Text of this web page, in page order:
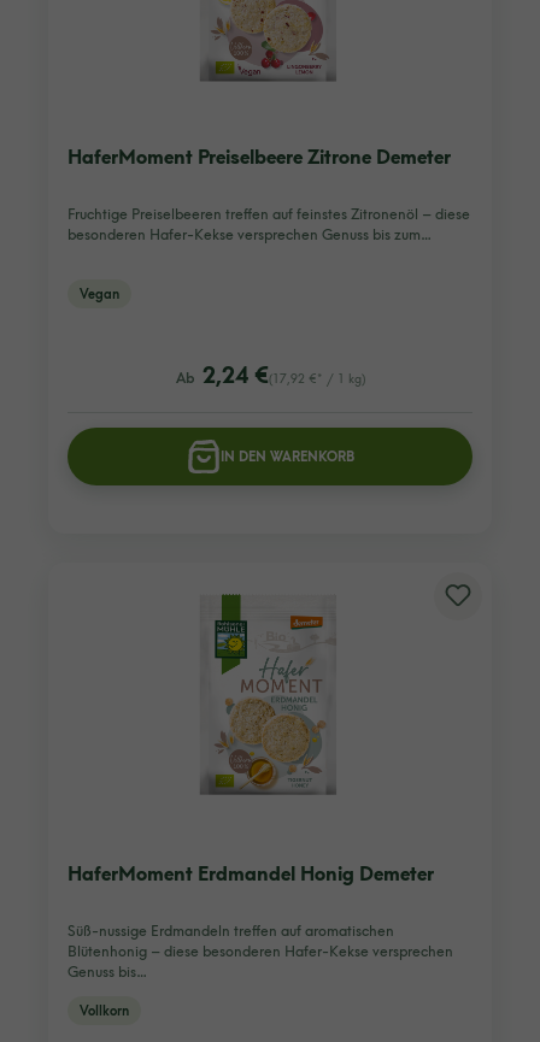
HaferMoment Preiselbeere Zitrone Demeter
Vegan
Fruchtige Preiselbeeren treffen auf feinstes Zitronenöl – diese
besonderen Hafer-Kekse versprechen Genuss bis zum…
(17,92 €* / 1 kg)
listing.regularPriceLabel
Ab 2,24 €
IN DEN WARENKORB
HaferMoment Erdmandel Honig Demeter
Vollkorn
Süß-nussige Erdmandeln treffen auf aromatischen
Blütenhonig – diese besonderen Hafer-Kekse versprechen
Genuss bis…